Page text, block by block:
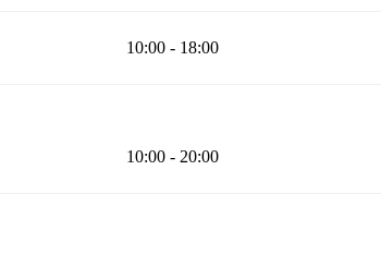
10:00 - 18:00
10:00 - 20:00